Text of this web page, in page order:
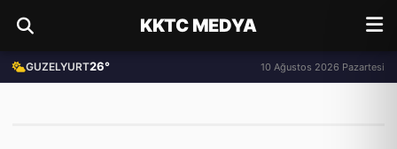
KKTC MEDYA
GUZELYURT26° 10 Ağustos 2026 Pazartesi